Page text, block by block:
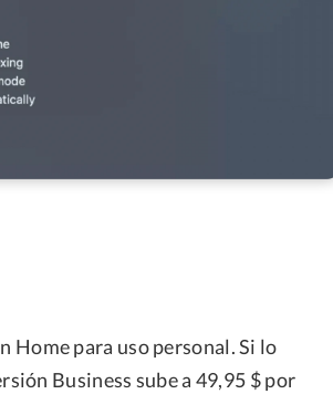
Home para uso personal. Si lo
Business sube a 49,95 $ por